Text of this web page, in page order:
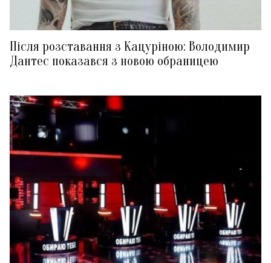
Після розставання з Кацуріною: Володимир
Дантес показався з новою обраницею